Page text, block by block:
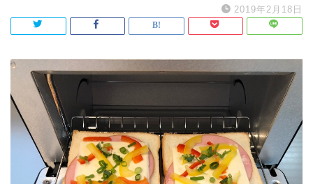
2019年2月18日